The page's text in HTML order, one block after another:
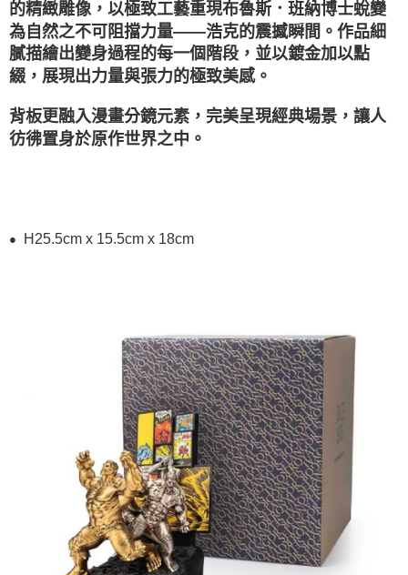
的精緻雕像，以極致工藝重現布魯斯．班納博士蛻變
為自然之不可阻擋力量——浩克的震撼瞬間。作品細
膩描繪出變身過程的每一個階段，並以鍍金加以點
綴，展現出力量與張力的極致美感。
背板更融入漫畫分鏡元素，完美呈現經典場景，讓人
彷彿置身於原作世界之中。
● H25.5cm x 15.5cm x 18cm